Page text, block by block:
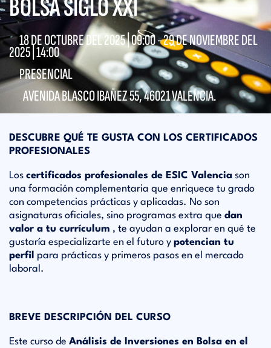
BOLSA SIGLO XXI
18 DE OCTUBRE DEL 2025 |09:00- 29 DE NOVIEMBRE DEL
2025 | 14:00
PRESENCIAL
AVENIDA BLASCO IBAÑEZ 55, 46021 VALENCIA.
DESCUBRE QUÉ TE GUSTA CON LOS CERTIFICADOS
PROFESIONALES
Los certificados profesionales de ESIC Valencia son
una formación complementaria que enriquece tu grado
con competencias prácticas y aplicadas. No son
asignaturas oficiales, sino programas extra que dan
valor a tu currículum , te ayudan a explorar en qué te
gustaría especializarte en el futuro y potencian tu
perfil para prácticas y primeros pasos en el mercado
laboral.
BREVE DESCRIPCIÓN DEL CURSO
Este curso de Análisis de Inversiones en Bolsa en el